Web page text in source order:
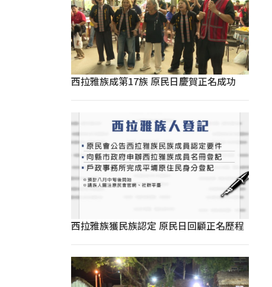
西拉雅族成第17族 原民日慶賀正名成功
西拉雅族獲民族認定 原民日回顧正名歷程